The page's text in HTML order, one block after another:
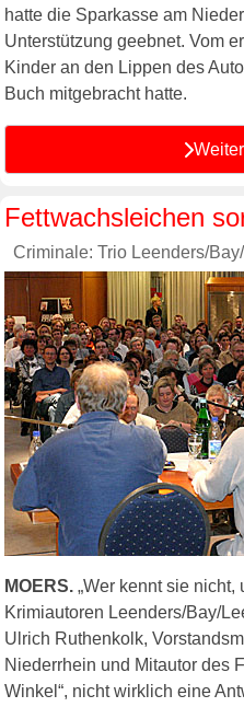
hatte die Sparkasse am
Unterstützung geebnet. Vom
Kinder an den Lippen des
Buch mitgebracht hatte.
Fettwachsleichen
Criminale: Trio Leenders/
MOERS. „Wer kennt sie
Krimiautoren Leenders/Bay/
Ulrich Ruthenkolk,
Niederrhein und Mitautor des
Winkel“, nicht wirklich eine